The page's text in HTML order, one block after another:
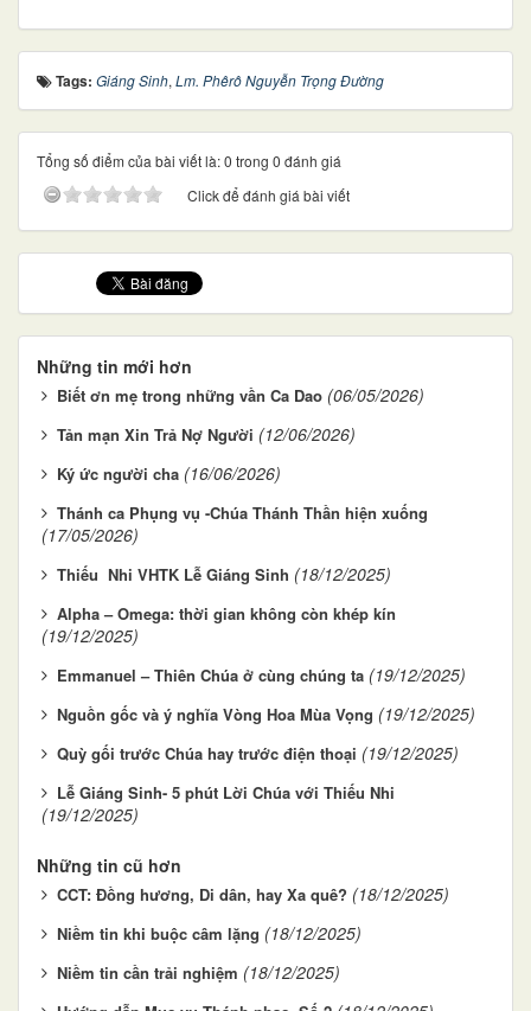
Tags: Giáng Sinh, Lm. Phêrô Nguyễn Trọng Đường
Tổng số điểm của bài viết là: 0 trong 0 đánh giá
Click để đánh giá bài viết
Những tin mới hơn
Biết ơn mẹ trong những vần Ca Dao (06/05/2026)
Tản mạn Xin Trả Nợ Người (12/06/2026)
Ký ức người cha (16/06/2026)
Thánh ca Phụng vụ -Chúa Thánh Thần hiện xuống
(17/05/2026)
Thiếu Nhi VHTK Lễ Giáng Sinh (18/12/2025)
Alpha – Omega: thời gian không còn khép kín
(19/12/2025)
Emmanuel – Thiên Chúa ở cùng chúng ta (19/12/2025)
Nguồn gốc và ý nghĩa Vòng Hoa Mùa Vọng (19/12/2025)
Quỳ gối trước Chúa hay trước điện thoại (19/12/2025)
Lễ Giáng Sinh- 5 phút Lời Chúa với Thiếu Nhi
(19/12/2025)
Những tin cũ hơn
CCT: Đồng hương, Di dân, hay Xa quê? (18/12/2025)
Niềm tin khi buộc câm lặng (18/12/2025)
Niềm tin cần trải nghiệm (18/12/2025)